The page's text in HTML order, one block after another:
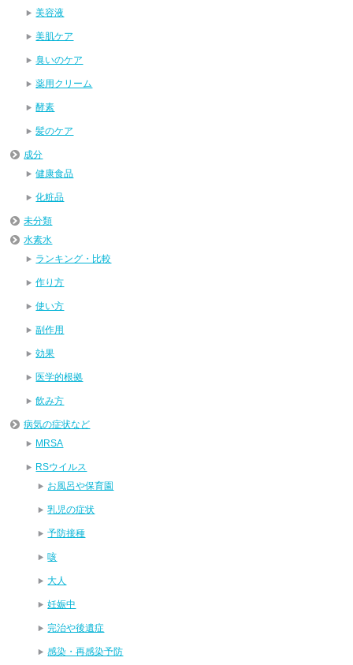
美容液
美肌ケア
臭いのケア
薬用クリーム
酵素
髪のケア
成分
健康食品
化粧品
未分類
水素水
ランキング・比較
作り方
使い方
副作用
効果
医学的根拠
飲み方
病気の症状など
MRSA
RSウイルス
お風呂や保育園
乳児の症状
予防接種
咳
大人
妊娠中
完治や後遺症
感染・再感染予防